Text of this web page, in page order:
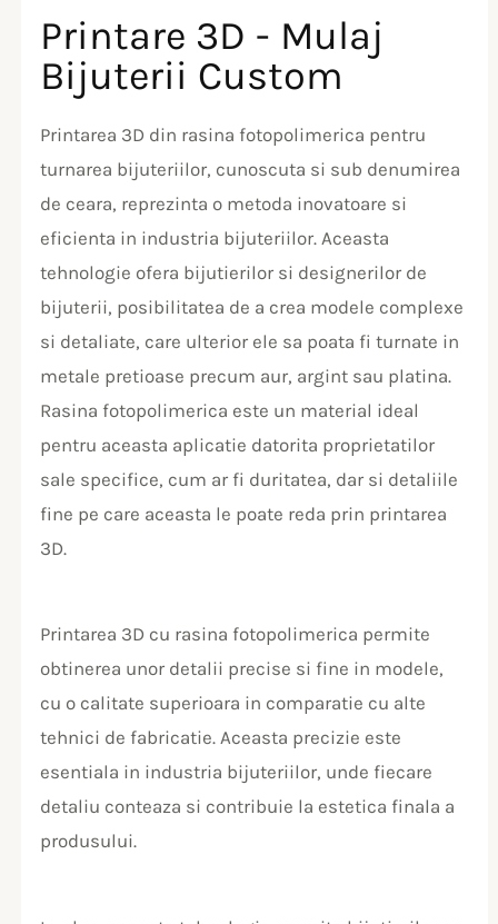
Printare 3D - Mulaj
Bijuterii Custom
Printarea 3D din rasina fotopolimerica pentru
turnarea bijuteriilor, cunoscuta si sub denumirea
de ceara, reprezinta o metoda inovatoare si
eficienta in industria bijuteriilor. Aceasta
tehnologie ofera bijutierilor si designerilor de
bijuterii, posibilitatea de a crea modele complexe
si detaliate, care ulterior ele sa poata fi turnate in
metale pretioase precum aur, argint sau platina.
Rasina fotopolimerica este un material ideal
pentru aceasta aplicatie datorita proprietatilor
sale specifice, cum ar fi duritatea, dar si detaliile
fine pe care aceasta le poate reda prin printarea
3D.
Printarea 3D cu rasina fotopolimerica permite
obtinerea unor detalii precise si fine in modele,
cu o calitate superioara in comparatie cu alte
tehnici de fabricatie. Aceasta precizie este
esentiala in industria bijuteriilor, unde fiecare
detaliu conteaza si contribuie la estetica finala a
produsului.